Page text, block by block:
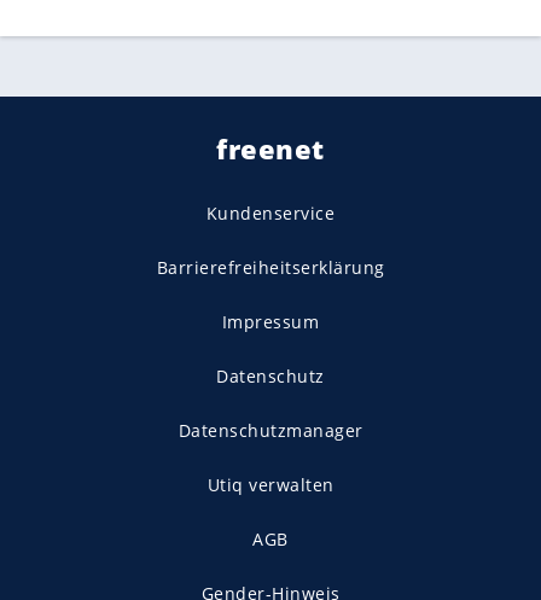
freenet
Kundenservice
Barrierefreiheitserklärung
Impressum
Datenschutz
Datenschutzmanager
Utiq verwalten
AGB
Gender-Hinweis